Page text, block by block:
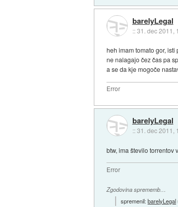
barelyLegal
::31. dec 2011,
heh imam tomato gor,
ne nalagajo čez čas pa
a se da kje mogoče
Error
barelyLegal
::31. dec 2011,
btw, ima število torrentov
Error
Zgodovina sprememb…
spremenil:barelyLegal